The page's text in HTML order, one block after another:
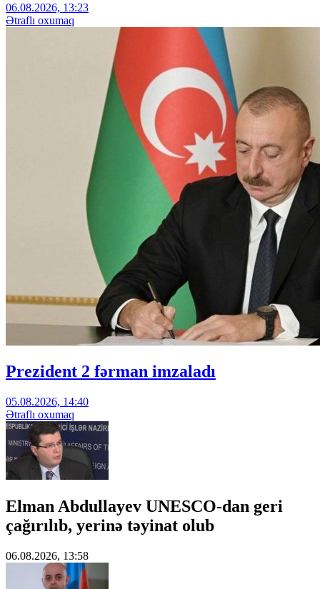
06.08.2026, 13:23
Ətraflı oxumaq
Prezident 2 fərman imzaladı
05.08.2026, 14:40
Ətraflı oxumaq
Elman Abdullayev UNESCO-dan geri
çağırılıb, yerinə təyinat olub
06.08.2026, 13:58